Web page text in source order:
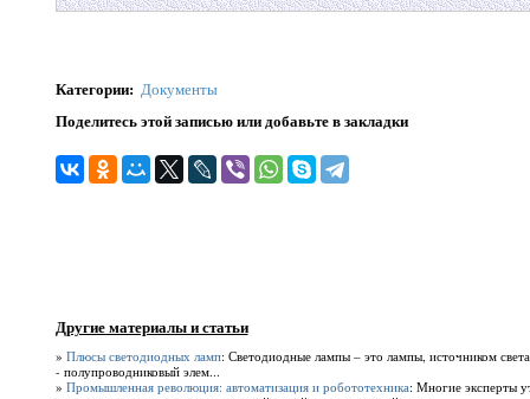
Категории: Документы
Поделитесь этой записью или добавьте в закладки
Другие материалы и статьи
» Плюсы светодиодных ламп: Светодиодные лампы – это лампы, источником
- полупроводниковый элем...
» Промышленная революция: автоматизация и робототехника: Многие эксперты